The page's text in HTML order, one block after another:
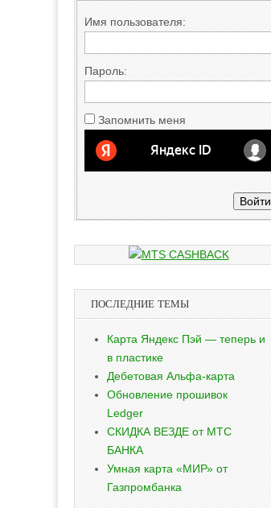
Имя пользователя:
Пароль:
Запомнить меня
Войти
ПОСЛЕДНИЕ ТЕМЫ
Карта Яндекс Пэй — теперь и
в пластике
Дебетовая Альфа-карта
Обновление прошивок
Ledger
СКИДКА ВЕЗДЕ от МТС
БАНКА
Умная карта «МИР» от
Газпромбанка